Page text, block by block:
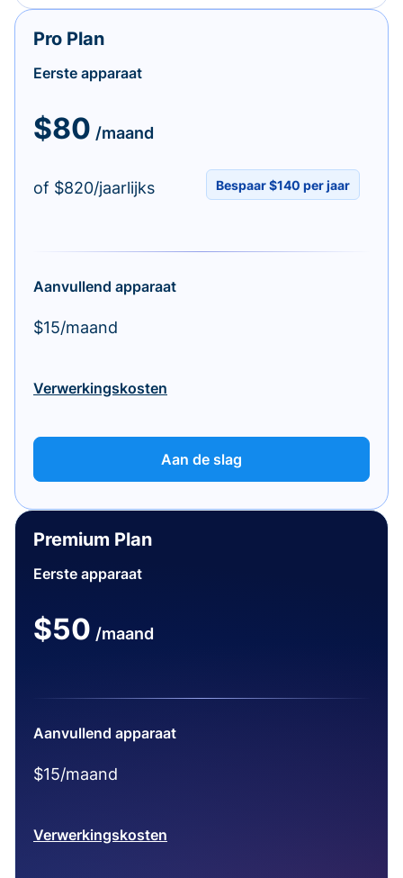
Pro Plan
Eerste apparaat
$80 /maand
of $820/jaarlijks Bespaar $140 per jaar
Aanvullend apparaat
$15/maand
Verwerkingskosten
Aan de slag
Premium Plan
Eerste apparaat
$50 /maand
Aanvullend apparaat
$15/maand
Verwerkingskosten